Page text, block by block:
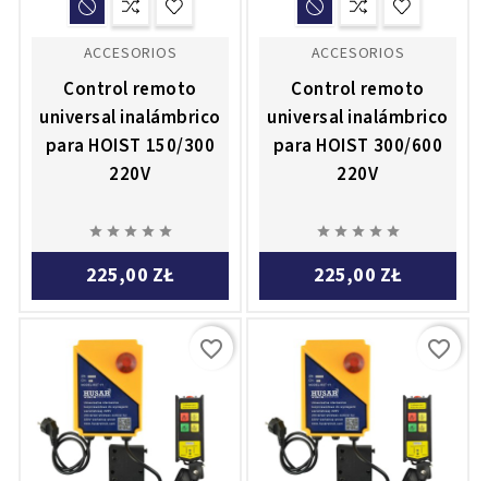
ACCESORIOS
Control remoto
universal inalámbrico
para HOIST 150/300
220V
    
225,00 ZŁ
ACCESORIOS
Control remoto
universal inalámbrico
para HOIST 300/600
220V
    
225,00 ZŁ
favorite_border favorite_border